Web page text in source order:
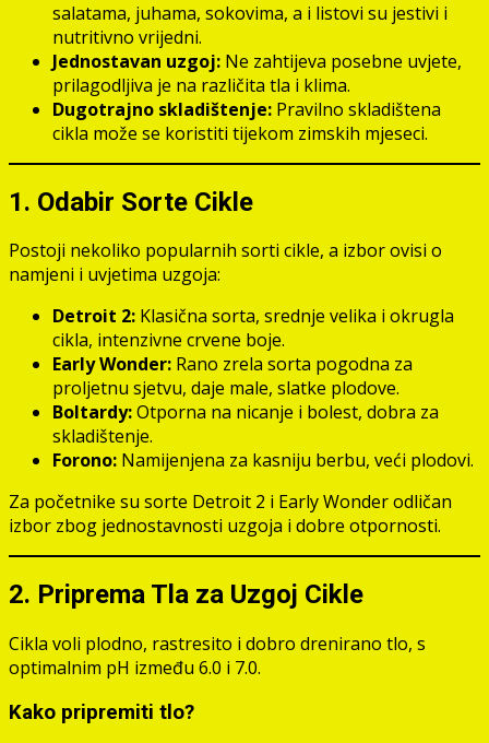
salatama, juhama, sokovima, a i listovi su jestivi i
nutritivno vrijedni.
Jednostavan uzgoj: Ne zahtijeva posebne uvjete,
prilagodljiva je na različita tla i klima.
Dugotrajno skladištenje: Pravilno skladištena
cikla može se koristiti tijekom zimskih mjeseci.
1. Odabir Sorte Cikle
Postoji nekoliko popularnih sorti cikle, a izbor ovisi o
namjeni i uvjetima uzgoja:
Detroit 2: Klasična sorta, srednje velika i okrugla
cikla, intenzivne crvene boje.
Early Wonder: Rano zrela sorta pogodna za
proljetnu sjetvu, daje male, slatke plodove.
Boltardy:Otporna na nicanje i bolest, dobra za
skladištenje.
Forono: Namijenjena za kasniju berbu, veći plodovi.
Za početnike su sorte Detroit 2 i Early Wonder odličan
izbor zbog jednostavnosti uzgoja i dobre otpornosti.
2. Priprema Tla za Uzgoj Cikle
Cikla voli plodno, rastresito i dobro drenirano tlo, s
optimalnim pH između 6.0 i 7.0.
Kako pripremiti tlo?